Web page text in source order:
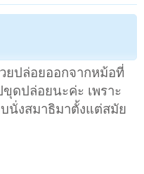
ยปล่อยออกจากหม้อที่
ขุดปล่อยนะค่ะ เพราะ
นั่งสมาธิมาตั้งแต่สมัย